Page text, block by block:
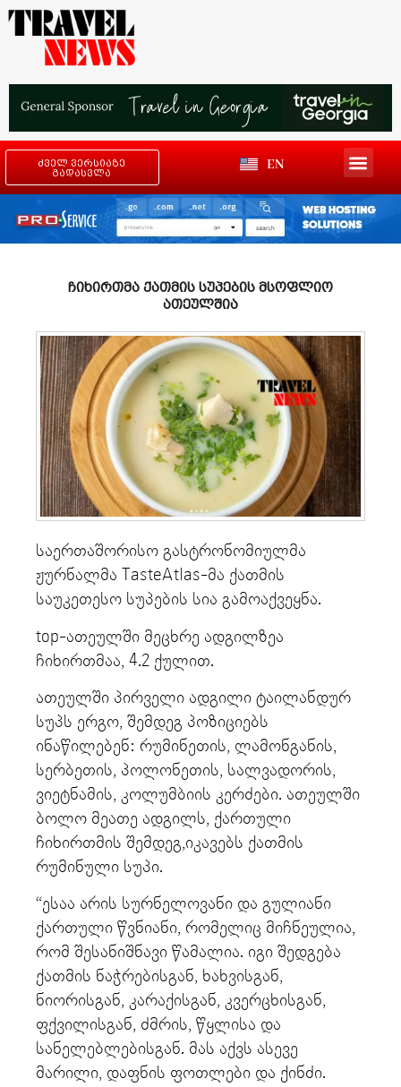
ძველ ვერსიაზე
გადასვლა
EN
ჩიხირთმა ქათმის სუპების მსოფლიო
ათეულშია
საერთაშორისო გასტრონომიულმა
ჟურნალმა TasteAtlas-მა ქათმის
საუკეთესო სუპების სია გამოაქვეყნა.
top-ათეულში მეცხრე ადგილზეა
ჩიხირთმაა, 4.2 ქულით.
ათეულში პირველი ადგილი ტაილანდურ
სუპს ერგო, შემდეგ პოზიციებს
ინაწილებენ: რუმინეთის, ლამონგანის,
სერბეთის, პოლონეთის, სალვადორის,
ვიეტნამის, კოლუმბიის კერძები. ათეულში
ბოლო მეათე ადგილს, ქართული
ჩიხირთმის შემდეგ,იკავებს ქათმის
რუმინული სუპი.
“ესაა არის სურნელოვანი და გულიანი
ქართული წვნიანი, რომელიც მიჩნეულია,
რომ შესანიშნავი წამალია. იგი შედგება
ქათმის ნაჭრებისგან, ხახვისგან,
ნიორისგან, კარაქისგან, კვერცხისგან,
ფქვილისგან, ძმრის, წყლისა და
სანელებლებისგან. მას აქვს ასევე
მარილი, დაფნის ფოთლები და ქინძი.